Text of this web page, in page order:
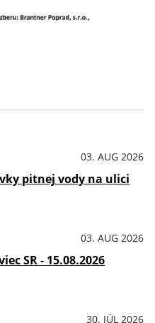
03. AUG 2026
pitnej vody na ulici
03. AUG 2026
SR - 15.08.2026
30. JÚL 2026